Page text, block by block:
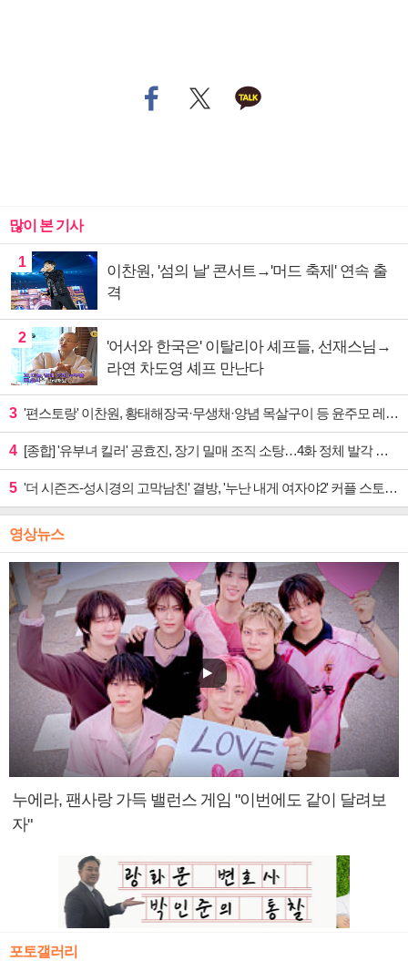
많이 본 기사
1
이찬원, '섬의 날' 콘서트→'머드 축제' 연속 출
격
2
'어서와 한국은' 이탈리아 셰프들, 선재스님→
라연 차도영 셰프 만난다
3 '편스토랑' 이찬원, 황태해장국·무생채·양념 목살구이 등 윤주모 레시피 섭렵
4 [종합] '유부녀 킬러' 공효진, 장기 밀매 조직 소탕…4화 정체 발각 위기 예고
5 '더 시즌즈-성시경의 고막남친' 결방, '누난 내게 여자야2' 커플 스토리 편성
영상뉴스
누에라, 팬사랑 가득 밸런스 게임 "이번에도 같이 달려보
자"
포토갤러리